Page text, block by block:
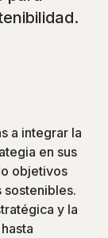
a integrar la
en sus
objetivos
y la